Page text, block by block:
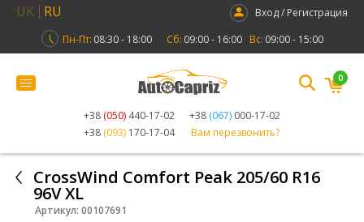
UK RU
Вход / Регистрация
Пн-Пт: 08:30 - 18:00 Сб: 09:00 - 16:00 Вс: 09:00 - 15:00
+38 (050) 440-17-02 +38 (067) 000-17-02
+38 (093) 170-17-04 Вам перезвонить?
0
CrossWind Comfort Peak 205/60 R16
96V XL
Артикул: 00107691